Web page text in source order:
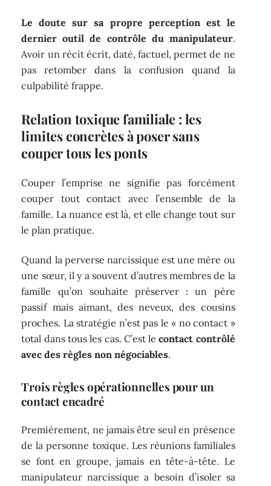
Le doute sur sa propre perception est le
dernier outil de contrôle du manipulateur.
Avoir un récit écrit, daté, factuel, permet de ne
pas retomber dans la confusion quand la
culpabilité frappe.
Relation toxique familiale : les
limites concrètes à poser sans
couper tous les ponts
Couper l’emprise ne signifie pas forcément
couper tout contact avec l’ensemble de la
famille. La nuance est là, et elle change tout sur
le plan pratique.
Quand la perverse narcissique est une mère ou
une sœur, il y a souvent d’autres membres de la
famille qu’on souhaite préserver : un père
passif mais aimant, des neveux, des cousins
proches. La stratégie n’est pas le « no contact »
total dans tous les cas. C’est lecontact contrôlé
avec des règles non négociables.
Trois règles opérationnelles pour un
contact encadré
Premièrement, ne jamais être seul en présence
de la personne toxique. Les réunions familiales
se font en groupe, jamais en tête-à-tête. Le
manipulateur narcissique a besoin d’isoler sa